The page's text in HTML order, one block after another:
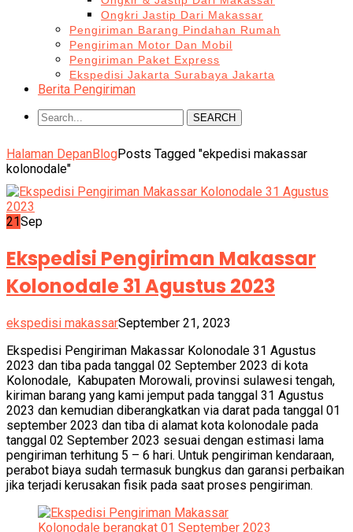
Ongkri Jastip Dari Makassar
Pengiriman Barang Pindahan Rumah
Pengiriman Motor Dan Mobil
Pengiriman Paket Express
Ekspedisi Jakarta Surabaya Jakarta
Berita Pengiriman
SEARCH
Halaman DepanBlogPosts Tagged "ekpedisi makassar
kolonodale"
21Sep
Ekspedisi Pengiriman Makassar
Kolonodale 31 Agustus 2023
ekspedisi makassarSeptember 21, 2023
Ekspedisi Pengiriman Makassar Kolonodale 31 Agustus
2023 dan tiba pada tanggal 02 September 2023 di kota
Kolonodale, Kabupaten Morowali, provinsi sulawesi tengah,
kiriman barang yang kami jemput pada tanggal 31 Agustus
2023 dan kemudian diberangkatkan via darat pada tanggal 01
september 2023 dan tiba di alamat kota kolonodale pada
tanggal 02 September 2023 sesuai dengan estimasi lama
pengiriman terhitung 5 – 6 hari. Untuk pengiriman kendaraan,
perabot biaya sudah termasuk bungkus dan garansi perbaikan
jika terjadi kerusakan fisik pada saat proses pengiriman.